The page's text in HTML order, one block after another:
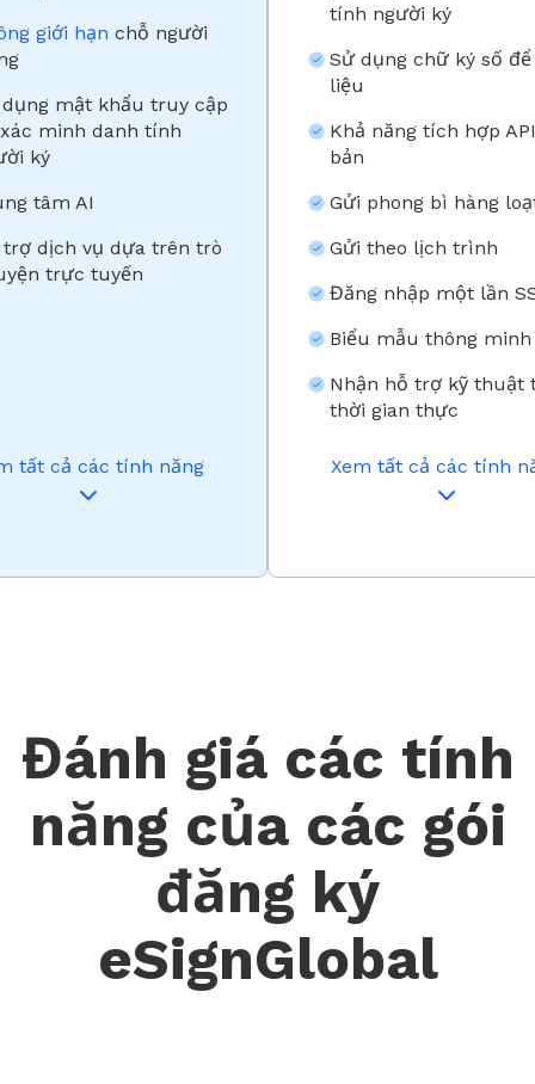
giới hạn chỗ người
mật khẩu truy cập
minh danh tính
ký
tâm AI
trợ dịch vụ dựa trên trò
trực tuyến
tất cả các tính năng
tính người ký
Sử dụng chữ ký số
liệu
Khả năng tích hợp
bản
Gửi phong bì hàng
Gửi theo lịch trình
Đăng nhập một lần
Biểu mẫu thông minh
Nhận hỗ trợ kỹ thuật
thời gian thực
Xem tất cả các tính
Đánh giá các tính
năng của các gói
đăng ký
eSignGlobal